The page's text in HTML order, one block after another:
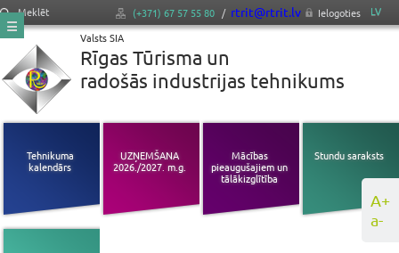
A+
a-
Meklēt (+371) 67 57 55 80 / rtrit@rtrit.lv Ielogoties
LV
Valsts SIA
Rīgas Tūrisma un
radošās industrijas tehnikums
Tehnikuma
kalendārs
UZŅEMŠANA
2026./2027. m.g.
Mācības
pieaugušajiem un
tālākizglītība
Stundu saraksts